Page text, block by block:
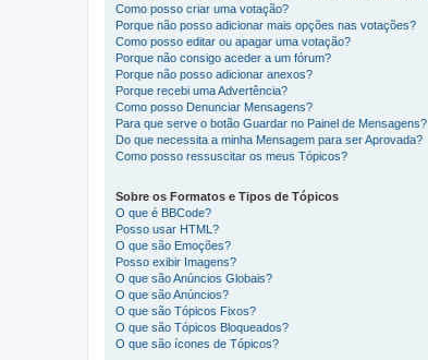
Como posso criar uma votação?
Porque não posso adicionar mais opções nas votações?
Como posso editar ou apagar uma votação?
Porque não consigo aceder a um fórum?
Porque não posso adicionar anexos?
Porque recebi uma Advertência?
Como posso Denunciar Mensagens?
Para que serve o botão Guardar no Painel de Mensagens?
Do que necessita a minha Mensagem para ser Aprovada?
Como posso ressuscitar os meus Tópicos?
Sobre os Formatos e Tipos de Tópicos
O que é BBCode?
Posso usar HTML?
O que são Emoções?
Posso exibir Imagens?
O que são Anúncios Globais?
O que são Anúncios?
O que são Tópicos Fixos?
O que são Tópicos Bloqueados?
O que são ícones de Tópicos?